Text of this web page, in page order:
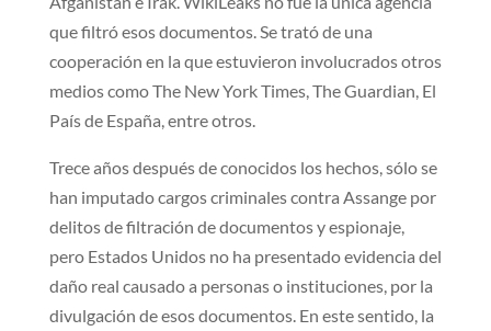
que filtró esos documentos. Se trató de una
cooperación en la que estuvieron involucrados otros
medios como The New York Times, The Guardian, El
País de España, entre otros.
Trece años después de conocidos los hechos, sólo se
han imputado cargos criminales contra Assange por
delitos de filtración de documentos y espionaje,
pero Estados Unidos no ha presentado evidencia del
daño real causado a personas o instituciones, por la
divulgación de esos documentos. En este sentido, la